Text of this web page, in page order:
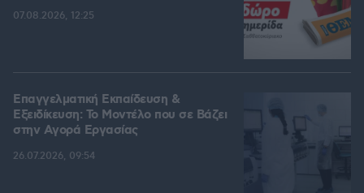
07.08.2026, 12:25
Επαγγελματική Εκπαίδευση &
Εξειδίκευση: Το Mοντέλο που σε Bάζει
στην Aγορά Eργασίας
26.07.2026, 09:54